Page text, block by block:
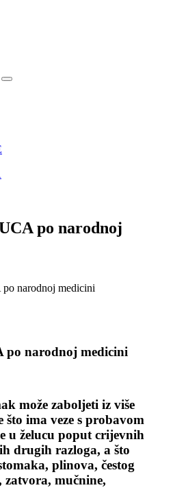
po narodnoj
narodnoj medicini
narodnoj medicini
može zaboljeti iz više
što ima veze s probavom
u želucu poput crijevnih
drugih razloga, a što
plinova, čestog
mučnine,